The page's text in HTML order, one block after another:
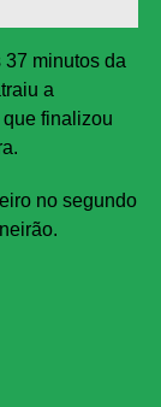
37 minutos da
a
finalizou
no segundo